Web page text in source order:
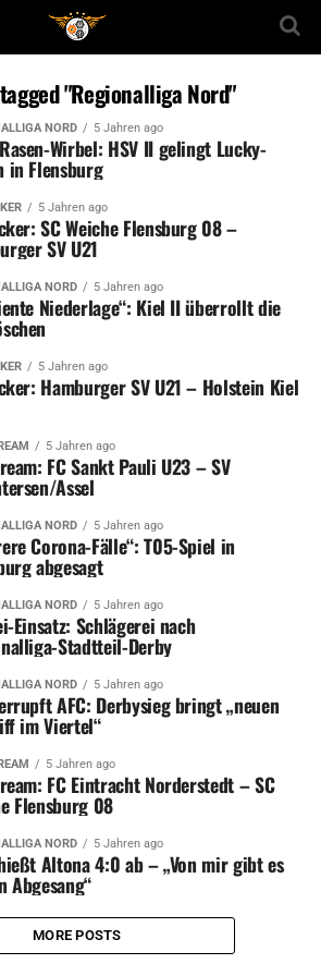
"Regionalliga Nord"
NORD 5 Jahren ago
Wirbel: HSV II gelingt Lucky-
in Flensburg
5 Jahren ago
SC Weiche Flensburg 08 –
SV U21
NORD 5 Jahren ago
Niederlage“: Kiel II überrollt die
5 Jahren ago
Hamburger SV U21 – Holstein Kiel
5 Jahren ago
FC Sankt Pauli U23 – SV
Assel
NORD 5 Jahren ago
Corona-Fälle“: T05-Spiel in
abgesagt
NORD 5 Jahren ago
Einsatz: Schlägerei nach
Stadtteil-Derby
NORD 5 Jahren ago
AFC: Derbysieg bringt „neuen
im Viertel“
5 Jahren ago
FC Eintracht Norderstedt – SC
Flensburg 08
NORD 5 Jahren ago
Altona 4:0 ab – „Von mir gibt es
Abgesang“
MORE POSTS